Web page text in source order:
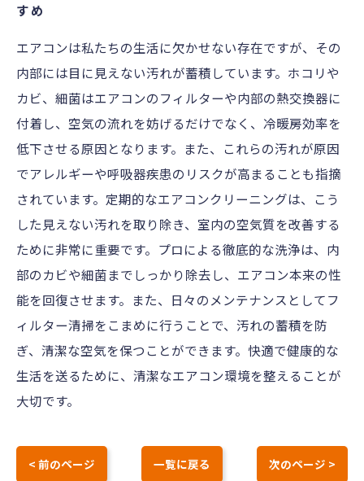
すめ
エアコンは私たちの生活に欠かせない存在ですが、その
内部には目に見えない汚れが蓄積しています。ホコリや
カビ、細菌はエアコンのフィルターや内部の熱交換器に
付着し、空気の流れを妨げるだけでなく、冷暖房効率を
低下させる原因となります。また、これらの汚れが原因
でアレルギーや呼吸器疾患のリスクが高まることも指摘
されています。定期的なエアコンクリーニングは、こう
した見えない汚れを取り除き、室内の空気質を改善する
ために非常に重要です。プロによる徹底的な洗浄は、内
部のカビや細菌までしっかり除去し、エアコン本来の性
能を回復させます。また、日々のメンテナンスとしてフ
ィルター清掃をこまめに行うことで、汚れの蓄積を防
ぎ、清潔な空気を保つことができます。快適で健康的な
生活を送るために、清潔なエアコン環境を整えることが
大切です。
< 前のページ 一覧に戻る 次のページ >